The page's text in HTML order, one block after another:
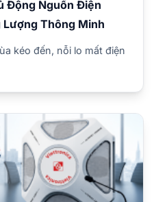
Động Nguồn Điện
Thông Minh
kéo đến, nỗi lo mất điện